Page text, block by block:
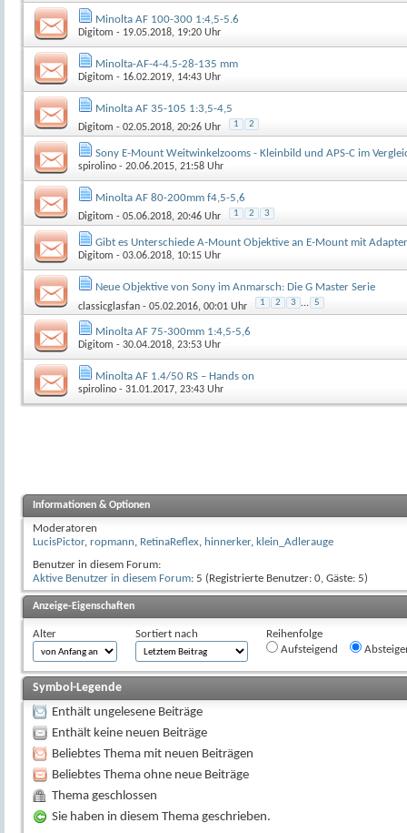
Minolta AF 100-300 1:4,5-5.6
Digitom - 19.05.2018, 19:20 Uhr
Minolta-AF-4-4.5-28-135 mm
Digitom - 16.02.2019, 14:43 Uhr
Minolta AF 35-105 1:3,5-4,5
Digitom - 02.05.2018, 20:26 Uhr 1 2
Sony E-Mount Weitwinkelzooms - Kleinbild und APS-C im
spirolino - 20.06.2015, 21:58 Uhr
Minolta AF 80-200mm f4,5-5,6
Digitom - 05.06.2018, 20:46 Uhr 1 2 3
Gibt es Unterschiede A-Mount Objektive an E-Mount mit Adapter
Digitom - 03.06.2018, 10:15 Uhr
Neue Objektive von Sony im Anmarsch: Die G Master Serie
classicglasfan - 05.02.2016, 00:01 Uhr 1 2 3 ... 5
Minolta AF 75-300mm 1:4,5-5,6
Digitom - 30.04.2018, 23:53 Uhr
Minolta AF 1.4/50 RS – Hands on
spirolino - 31.01.2017, 23:43 Uhr
Informationen & Optionen
Moderatoren
LucisPictor, ropmann, RetinaReflex, hinnerker, klein_Adlerauge
Benutzer in diesem Forum:
Aktive Benutzer in diesem Forum: 5 (Registrierte Benutzer: 0, Gäste: 5)
Anzeige-Eigenschaften
Alter Sortiert nach
Reihenfolge
Aufsteigend
Symbol-Legende
Enthält ungelesene Beiträge
Enthält keine neuen Beiträge
Beliebtes Thema mit neuen Beiträgen
Beliebtes Thema ohne neue Beiträge
Thema geschlossen
Sie haben in diesem Thema geschrieben.